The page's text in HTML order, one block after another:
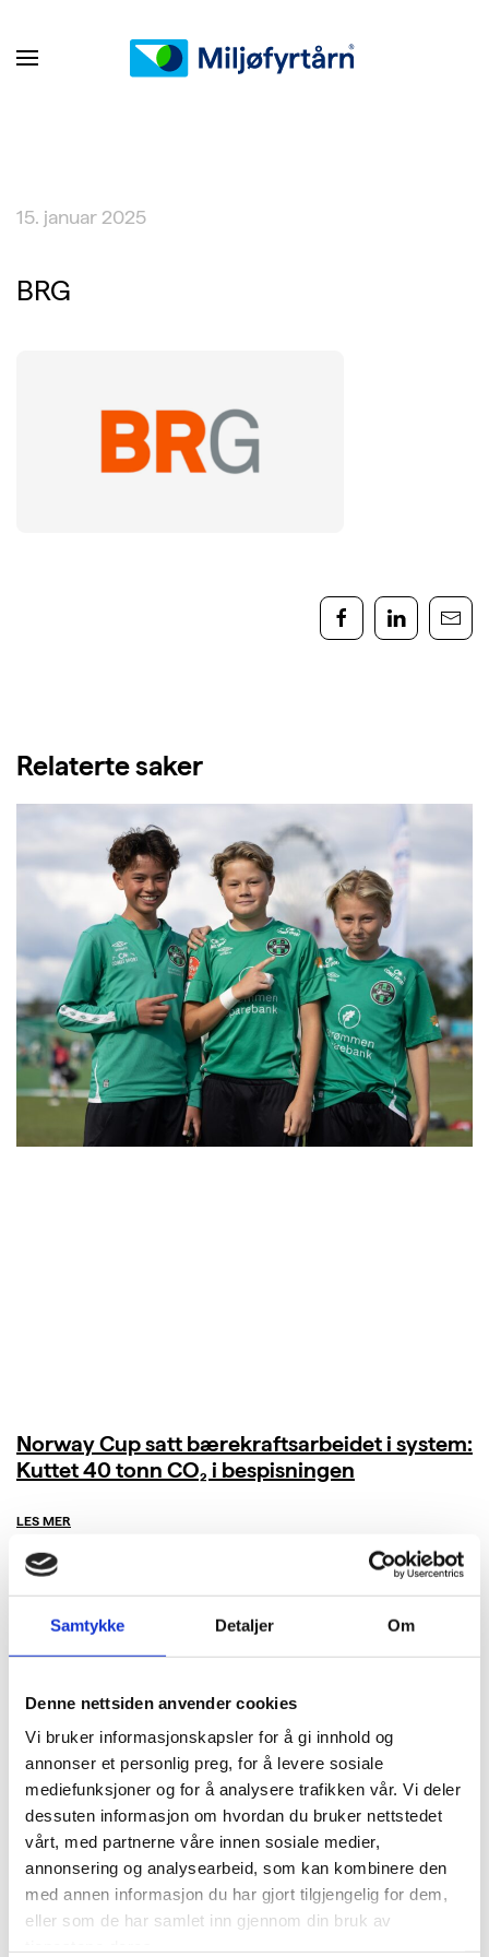
Samtykke Detaljer Om
Denne nettsiden anvender cookies
Vi bruker informasjonskapsler for å gi innhold og
annonser et personlig preg, for å levere sosiale
mediefunksjoner og for å analysere trafikken vår. Vi deler
dessuten informasjon om hvordan du bruker nettstedet
vårt, med partnerne våre innen sosiale medier,
annonsering og analysearbeid, som kan kombinere den
med annen informasjon du har gjort tilgjengelig for dem,
eller som de har samlet inn gjennom din bruk av
15. januar 2025
BRG
Relaterte saker
Norway Cup satt bærekraftsarbeidet i system:
Kuttet 40 tonn CO₂ i bespisningen
LES MER